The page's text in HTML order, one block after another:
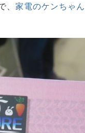
家電のケンちゃん